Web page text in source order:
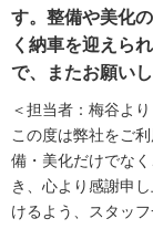
す。整備や美化
く納車を迎えら
で、またお願い
＜担当者：梅谷より
この度は弊社をご
備・美化だけでな
き、心より感謝申
けるよう、スタッ